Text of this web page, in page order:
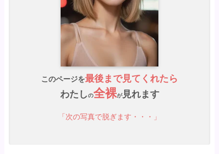
このページを最後まで見てくれたら
わたしの全裸が見れます
「次の写真で脱ぎます・・・」